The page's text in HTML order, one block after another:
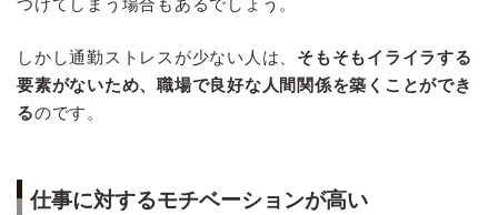
つけてしまう場合もあるでしょう。
しかし通勤ストレスが少ない人は、 そもそもイライラする
要素がないため、職場で良好な人間関係を築くことができ
るのです。
仕事に対するモチベーションが高い